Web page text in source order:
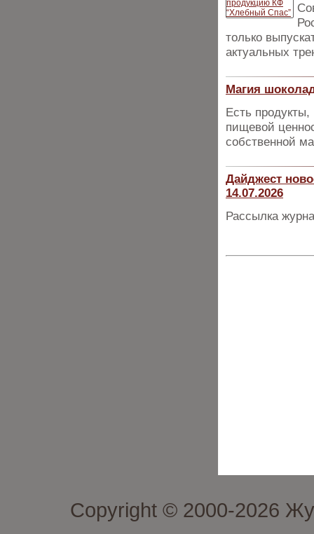
только
актуальных
Магия
Есть
пищевой
собственной
Дайджест
14.07.2026
Рассылка
Copyright © 2000-2026